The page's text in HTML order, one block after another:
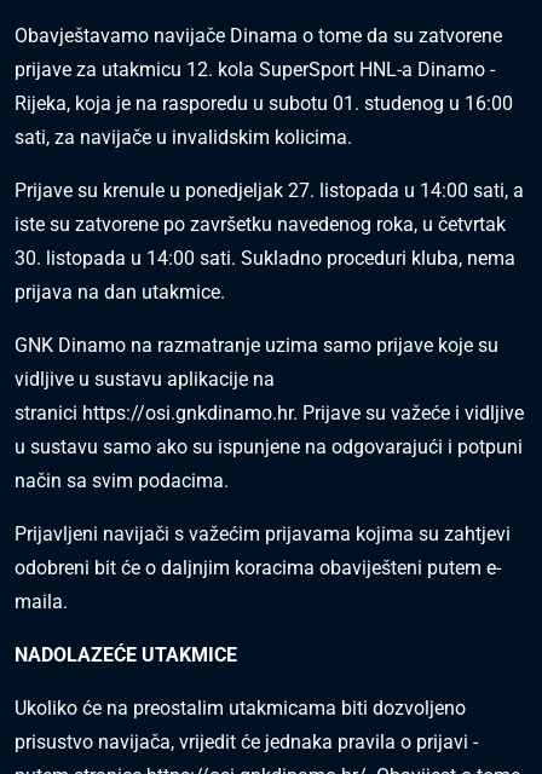
Obavještavamo navijače Dinama o tome da su zatvorene
prijave za utakmicu 12. kola SuperSport HNL-a Dinamo -
Rijeka, koja je na rasporedu u subotu 01. studenog u 16:00
sati, za navijače u invalidskim kolicima.
Prijave su krenule u ponedjeljak 27. listopada u 14:00 sati, a
iste su zatvorene po završetku navedenog roka, u četvrtak
30. listopada u 14:00 sati. Sukladno proceduri kluba, nema
prijava na dan utakmice.
GNK Dinamo na razmatranje uzima samo prijave koje su
vidljive u sustavu aplikacije na
stranici https://osi.gnkdinamo.hr. Prijave su važeće i vidljive
u sustavu samo ako su ispunjene na odgovarajući i potpuni
način sa svim podacima.
Prijavljeni navijači s važećim prijavama kojima su zahtjevi
odobreni bit će o daljnjim koracima obaviješteni putem e-
maila.
NADOLAZEĆE UTAKMICE
Ukoliko će na preostalim utakmicama biti dozvoljeno
prisustvo navijača, vrijedit će jednaka pravila o prijavi -